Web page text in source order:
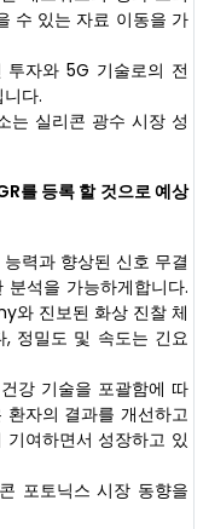
수 있는 자료 이동을 가
투자와 5G 기술로의 전
다.
는 실리콘 광수 시장 성
를 등록 할 것으로 예상
력과 향상된 신호 무결
석을 가능하게합니다.
와 진보된 화상 진찰 체
정밀도 및 속도는 긴요
강 기술을 포괄함에 따
자의 결과를 개선하고
여하면서 성장하고 있
포토닉스 시장 동향을